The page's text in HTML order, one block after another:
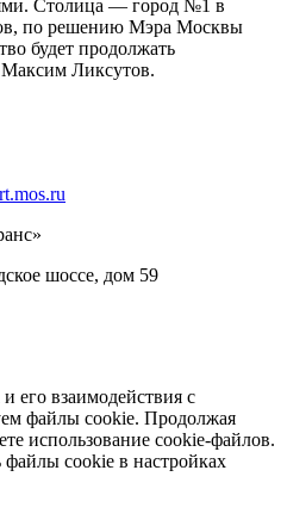
Столица — город №1 в
по решению Мэра Москвы
будет продолжать
Ликсутов.
шоссе, дом 59
его взаимодействия с
файлы cookie. Продолжая
использование cookie-файлов.
cookie в настройках